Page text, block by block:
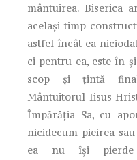
mântuirea. Biserica
acelaşi timp
astfel încât ea
ci pentru ea, este în
scop şi ţintă
Mântuitorul Iisus
Împărăţia Sa, cu
nicidecum pieirea
ea nu îşi pierde